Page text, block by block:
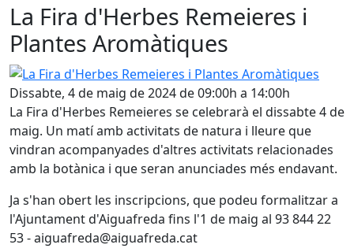
La Fira d'Herbes Remeieres i
Plantes Aromàtiques
La Fira d'Herbes Remeieres i Plantes Aromàtiques
Dissabte, 4 de maig de 2024 de 09:00h a 14:00h
La Fira d'Herbes Remeieres se celebrarà el dissabte 4 de
maig. Un matí amb activitats de natura i lleure que
vindran acompanyades d'altres activitats relacionades
amb la botànica i que seran anunciades més endavant.
Ja s'han obert les inscripcions, que podeu formalitzar a
l'Ajuntament d'Aiguafreda fins l'1 de maig al 93 844 22
53 - aiguafreda@aiguafreda.cat